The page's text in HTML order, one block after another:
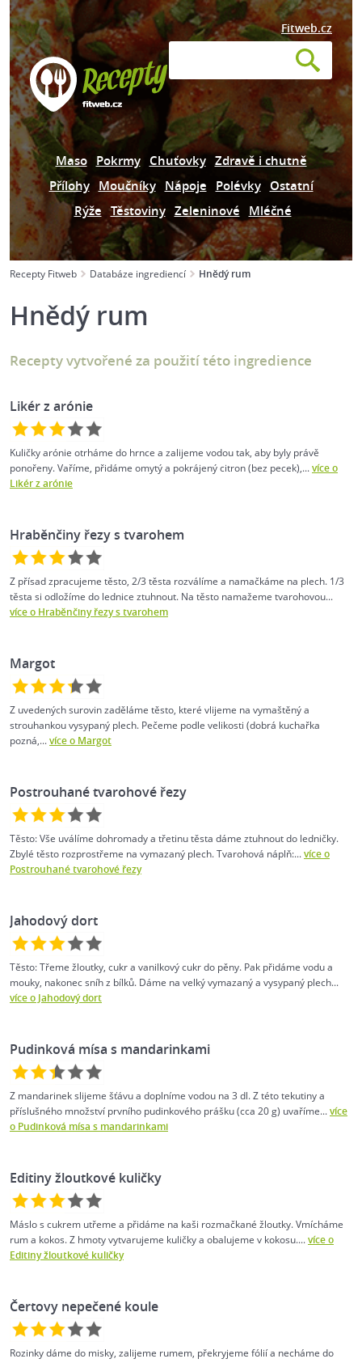
Fitweb.cz
Maso Pokrmy Chuťovky Zdravě i chutně
Přílohy Moučníky Nápoje Polévky Ostatní
Rýže Těstoviny Zeleninové Mléčné
Recepty Fitweb Databáze ingrediencí Hnědý rum
Hnědý rum
Recepty vytvořené za použití této ingredience
Likér z arónie
Kuličky arónie otrháme do hrnce a zalijeme vodou tak, aby byly právě
ponořeny. Vaříme, přidáme omytý a pokrájený citron (bez pecek),...více o
Likér z arónie
Hraběnčiny řezy s tvarohem
Z přísad zpracujeme těsto, 2/3 těsta rozválíme a namačkáme na plech. 1/3
těsta si odložíme do lednice ztuhnout. Na těsto namažeme tvarohovou...
více o Hraběnčiny řezy s tvarohem
Margot
Z uvedených surovin zaděláme těsto, které vlijeme na vymaštěný a
strouhankou vysypaný plech. Pečeme podle velikosti (dobrá kuchařka
pozná,...více o Margot
Postrouhané tvarohové řezy
Těsto: Vše uválíme dohromady a třetinu těsta dáme ztuhnout do ledničky.
Zbylé těsto rozprostřeme na vymazaný plech. Tvarohová náplň:...více o
Postrouhané tvarohové řezy
Jahodový dort
Těsto: Třeme žloutky, cukr a vanilkový cukr do pěny. Pak přidáme vodu a
mouky, nakonec sníh z bílků. Dáme na velký vymazaný a vysypaný plech...
více o Jahodový dort
Pudinková mísa s mandarinkami
Z mandarinek slijeme šťávu a doplníme vodou na 3 dl. Z této tekutiny a
příslušného množství prvního pudinkového prášku (cca 20 g) uvaříme...více
o Pudinková mísa s mandarinkami
Editiny žloutkové kuličky
Máslo s cukrem utřeme a přidáme na kaši rozmačkané žloutky. Vmícháme
rum a kokos. Z hmoty vytvarujeme kuličky a obalujeme v kokosu....více o
Editiny žloutkové kuličky
Čertovy nepečené koule
Rozinky dáme do misky, zalijeme rumem, překryjeme fólií a necháme do